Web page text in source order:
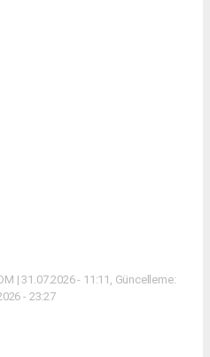
| 31.07.2026 - 11:11, Güncelleme:
- 23:27